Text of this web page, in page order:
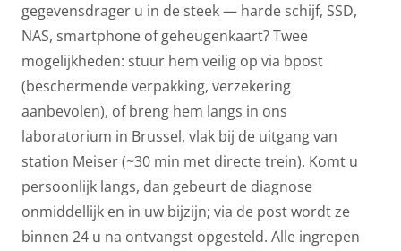
gegevensdrager u in de steek — harde schijf, SSD,
NAS, smartphone of geheugenkaart? Twee
mogelijkheden: stuur hem veilig op via bpost
(beschermende verpakking, verzekering
aanbevolen), of breng hem langs in ons
laboratorium in Brussel, vlak bij de uitgang van
station Meiser (~30 min met directe trein). Komt u
persoonlijk langs, dan gebeurt de diagnose
onmiddellijk en in uw bijzijn; via de post wordt ze
binnen 24 u na ontvangst opgesteld. Alle ingrepen